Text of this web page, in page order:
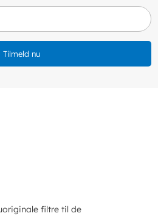
Tilmeld nu
filtre til de